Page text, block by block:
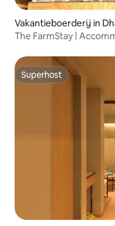
Vakantieboerderij in
The FarmStay |
Superhost
Superhost